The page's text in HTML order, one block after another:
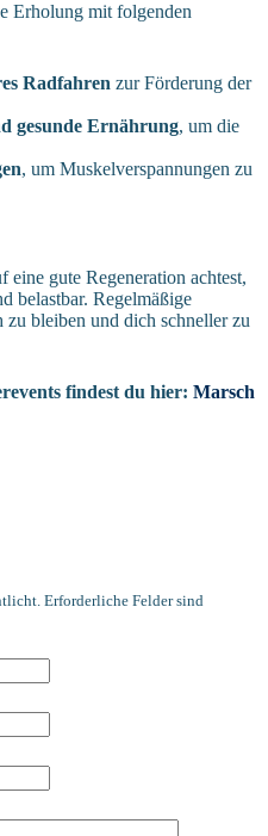
Erholung mit folgenden
Radfahren zur Förderung der
gesunde Ernährung, um die
, um Muskelverspannungen zu
eine gute Regeneration achtest,
belastbar. Regelmäßige
bleiben und dich schneller zu
findest du hier: Marsch
Erforderliche Felder sind